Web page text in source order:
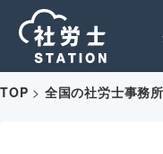
TOP > 全国の社労士事務